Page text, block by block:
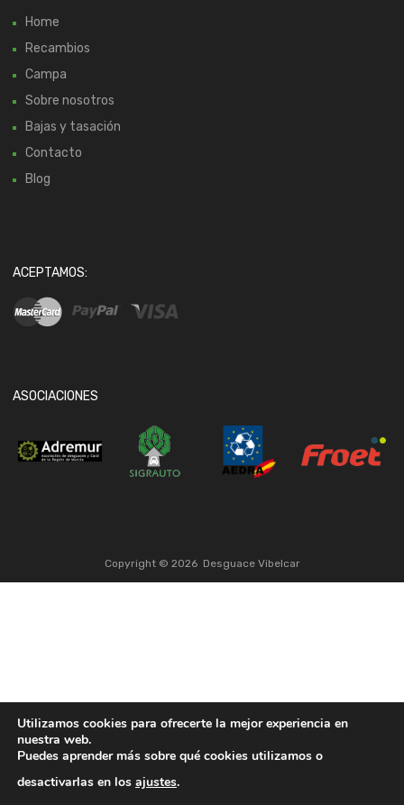
Home
Recambios
Campa
Sobre nosotros
Bajas y tasación
Contacto
Blog
ACEPTAMOS:
ASOCIACIONES
Copyright © 2026 Desguace Vibelcar
Utilizamos cookies para ofrecerte la mejor experiencia en
nuestra web.
Puedes aprender más sobre qué cookies utilizamos o
desactivarlas en los ajustes.